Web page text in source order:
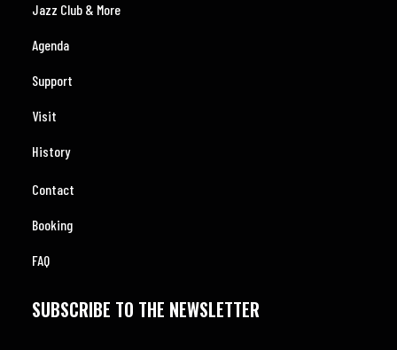
Jazz Club & More
Agenda
Support
Visit
History
Contact
Booking
FAQ
SUBSCRIBE TO THE NEWSLETTER